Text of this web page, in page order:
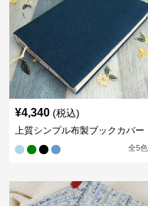
¥4,340 (税込)
上質シンプル布製ブックカバー
全5色